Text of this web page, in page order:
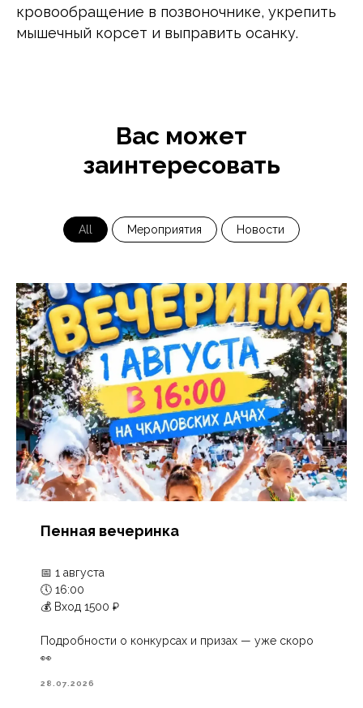
кровообращение в позвоночнике, укрепить
мышечный корсет и выправить осанку.
Вас может
заинтересовать
All Мероприятия Новости
Пенная вечеринка
📅 1 августа
🕔 16:00
💰 Вход 1500 ₽
Подробности о конкурсах и призах — уже скоро
👀
28.07.2026